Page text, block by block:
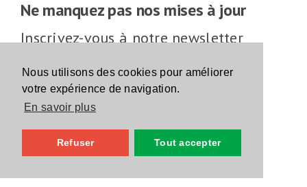
Nous utilisons des cookies pour améliorer
votre expérience de navigation.
En savoir plus
Refuser Tout accepter
Ne manquez pas nos mises à jour
Inscrivez-vous à notre newsletter
Inscrivez-vous
Suivez-nous sur les réseaux sociaux